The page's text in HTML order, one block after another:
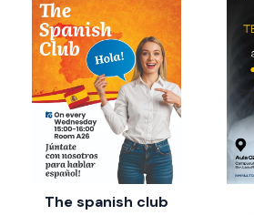
The spanish club